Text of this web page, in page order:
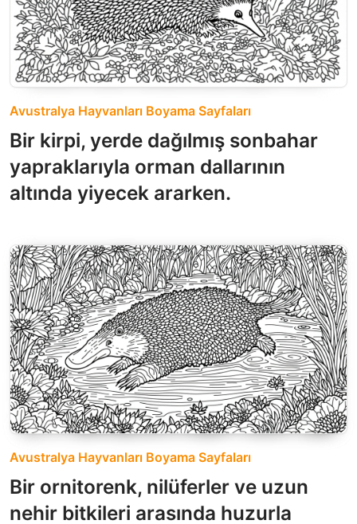
Avustralya Hayvanları Boyama Sayfaları
Bir kirpi, yerde dağılmış sonbahar
yapraklarıyla orman dallarının
altında yiyecek ararken.
Avustralya Hayvanları Boyama Sayfaları
Bir ornitorenk, nilüferler ve uzun
nehir bitkileri arasında huzurla